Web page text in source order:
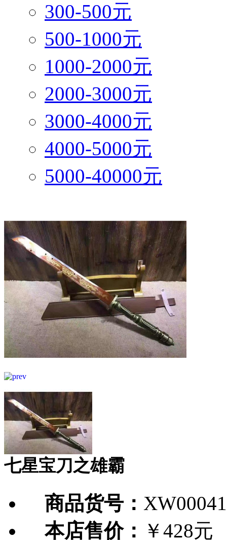
300-500元
500-1000元
1000-2000元
2000-3000元
3000-4000元
4000-5000元
5000-40000元
七星宝刀之雄霸
商品货号：
本店售价： ￥428元